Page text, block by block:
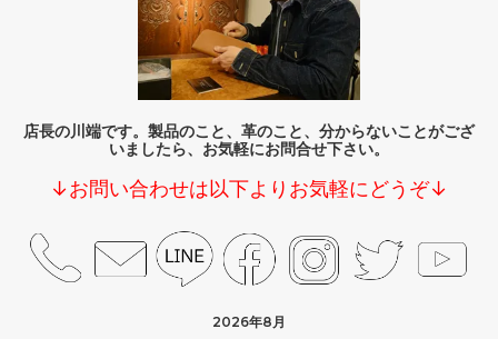
店長の川端です。製品のこと、革のこと、分からないことがござ
いましたら、お気軽にお問合せ下さい。
↓お問い合わせは以下よりお気軽にどうぞ↓
2026年8月